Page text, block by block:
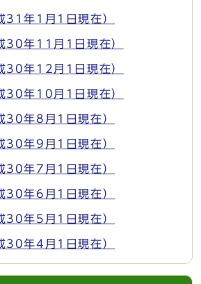
31年1月1日現在）
30年11月1日現在）
30年12月1日現在）
30年10月1日現在）
30年8月1日現在）
30年9月1日現在）
30年7月1日現在）
30年6月1日現在）
30年5月1日現在）
30年4月1日現在）